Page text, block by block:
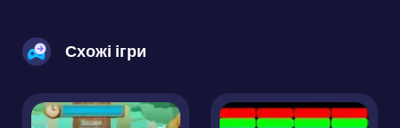
Схожі ігри